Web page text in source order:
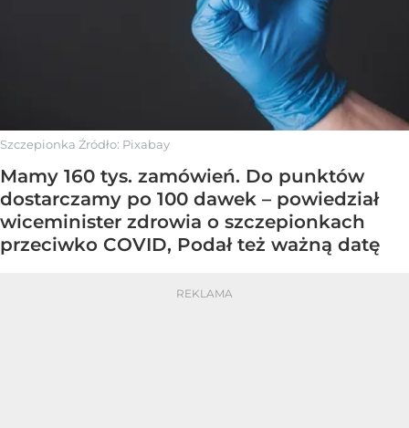
Szczepionka Źródło: Pixabay
Mamy 160 tys. zamówień. Do punktów
dostarczamy po 100 dawek – powiedział
wiceminister zdrowia o szczepionkach
przeciwko COVID, Podał też ważną datę